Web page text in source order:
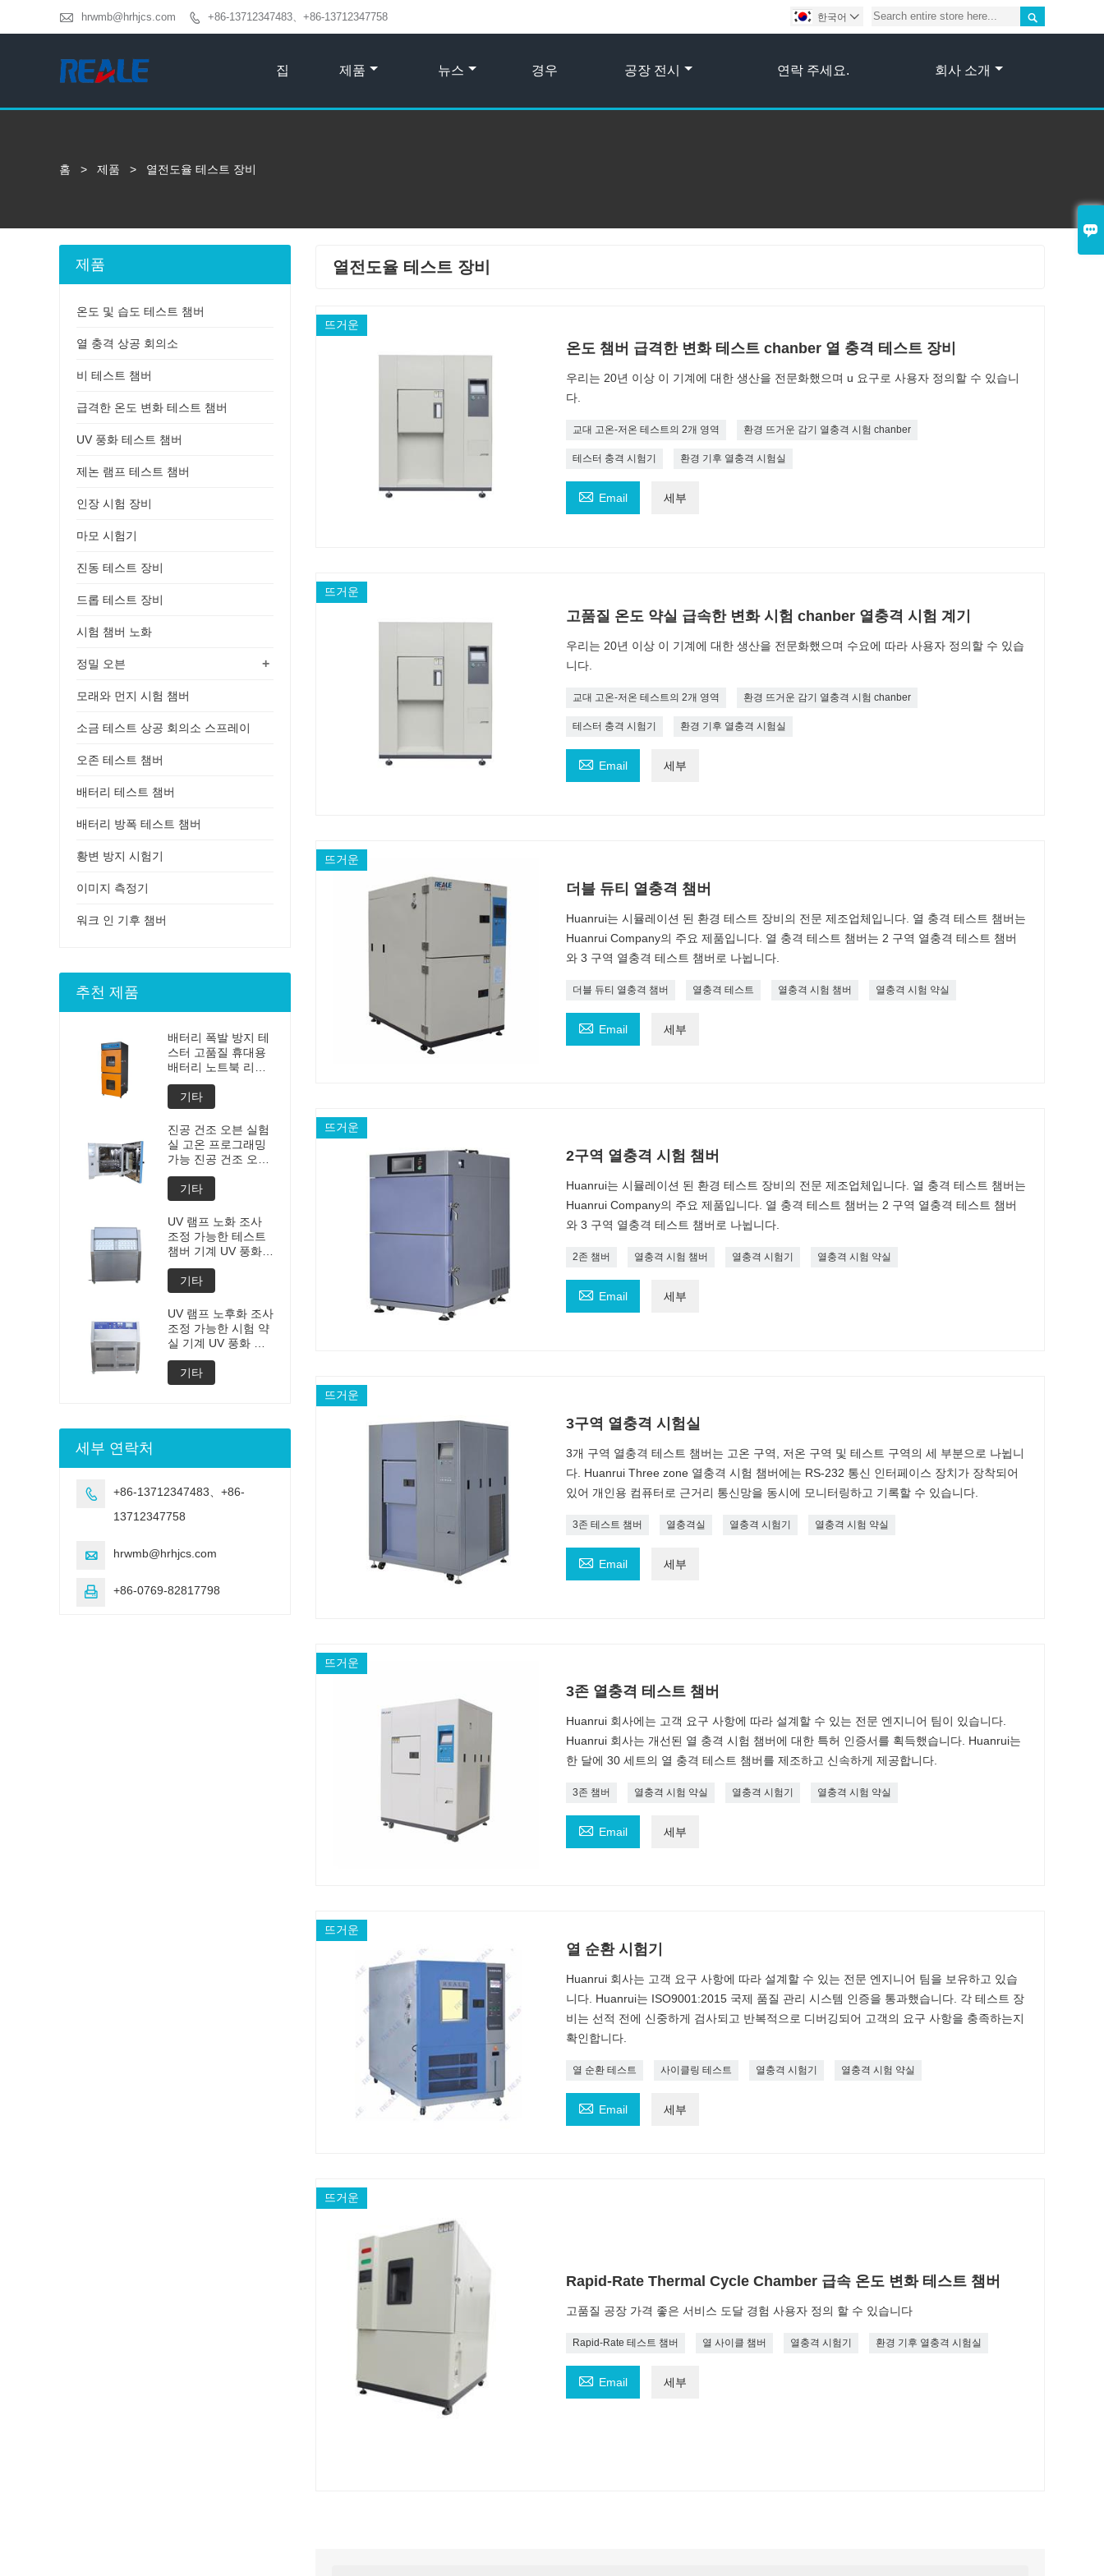

 hrwmb@hrhjcs.com  +86-13712347483、+86-13712347758 
한국어 
집 제품 뉴스 경우 공장 전시 연락 주세요. 회사 소개
홈 > 제품 > 열전도율 테스트 장비
열전도율 테스트 장비
뜨거운
온도 챔버 급격한 변화 테스트 chanber 열 충격 테스트 장비
우리는 20년 이상 이 기계에 대한 생산을 전문화했으며 u 요구로 사용자 정의할 수 있습니
다.
교대 고온-저온 테스트의 2개 영역 환경 뜨거운 감기 열충격 시험 chanber
테스터 충격 시험기 환경 기후 열충격 시험실
 Email 세부
뜨거운
고품질 온도 약실 급속한 변화 시험 chanber 열충격 시험 계기
우리는 20년 이상 이 기계에 대한 생산을 전문화했으며 수요에 따라 사용자 정의할 수 있습
니다.
교대 고온-저온 테스트의 2개 영역 환경 뜨거운 감기 열충격 시험 chanber
테스터 충격 시험기 환경 기후 열충격 시험실
 Email 세부
뜨거운
더블 듀티 열충격 챔버
Huanrui는 시뮬레이션 된 환경 테스트 장비의 전문 제조업체입니다. 열 충격 테스트 챔버는
Huanrui Company의 주요 제품입니다. 열 충격 테스트 챔버는 2 구역 열충격 테스트 챔버
와 3 구역 열충격 테스트 챔버로 나뉩니다.
더블 듀티 열충격 챔버 열충격 테스트 열충격 시험 챔버 열충격 시험 약실
 Email 세부
뜨거운
2구역 열충격 시험 챔버
Huanrui는 시뮬레이션 된 환경 테스트 장비의 전문 제조업체입니다. 열 충격 테스트 챔버는
Huanrui Company의 주요 제품입니다. 열 충격 테스트 챔버는 2 구역 열충격 테스트 챔버
와 3 구역 열충격 테스트 챔버로 나뉩니다.
2존 챔버 열충격 시험 챔버 열충격 시험기 열충격 시험 약실
 Email 세부
뜨거운
3구역 열충격 시험실
3개 구역 열충격 테스트 챔버는 고온 구역, 저온 구역 및 테스트 구역의 세 부분으로 나뉩니
다. Huanrui Three zone 열충격 시험 챔버에는 RS-232 통신 인터페이스 장치가 장착되어
있어 개인용 컴퓨터로 근거리 통신망을 동시에 모니터링하고 기록할 수 있습니다.
3존 테스트 챔버 열충격실 열충격 시험기 열충격 시험 약실
 Email 세부
뜨거운
3존 열충격 테스트 챔버
Huanrui 회사에는 고객 요구 사항에 따라 설계할 수 있는 전문 엔지니어 팀이 있습니다.
Huanrui 회사는 개선된 열 충격 시험 챔버에 대한 특허 인증서를 획득했습니다. Huanrui는
한 달에 30 세트의 열 충격 테스트 챔버를 제조하고 신속하게 제공합니다.
3존 챔버 열충격 시험 약실 열충격 시험기 열충격 시험 약실
 Email 세부
뜨거운
열 순환 시험기
Huanrui 회사는 고객 요구 사항에 따라 설계할 수 있는 전문 엔지니어 팀을 보유하고 있습
니다. Huanrui는 ISO9001:2015 국제 품질 관리 시스템 인증을 통과했습니다. 각 테스트 장
비는 선적 전에 신중하게 검사되고 반복적으로 디버깅되어 고객의 요구 사항을 충족하는지
확인합니다.
열 순환 테스트 사이클링 테스트 열충격 시험기 열충격 시험 약실
 Email 세부
뜨거운
Rapid-Rate Thermal Cycle Chamber 급속 온도 변화 테스트 챔버
고품질 공장 가격 좋은 서비스 도달 경험 사용자 정의 할 수 있습니다
Rapid-Rate 테스트 챔버 열 사이클 챔버 열충격 시험기 환경 기후 열충격 시험실
 Email 세부
제품
온도 및 습도 테스트 챔버
열 충격 상공 회의소
비 테스트 챔버
급격한 온도 변화 테스트 챔버
UV 풍화 테스트 챔버
제논 램프 테스트 챔버
인장 시험 장비
마모 시험기
진동 테스트 장비
드롭 테스트 장비
시험 챔버 노화
+
정밀 오븐
모래와 먼지 시험 챔버
소금 테스트 상공 회의소 스프레이
오존 테스트 챔버
배터리 테스트 챔버
배터리 방폭 테스트 챔버
황변 방지 시험기
이미지 측정기
워크 인 기후 챔버
추천 제품
배터리 폭발 방지 테
스터 고품질 휴대용
배터리 노트북 리튬
발파 테스트 폭발 테
스터 배터리 테스터
제조 가격
기타
진공 건조 오븐 실험
실 고온 프로그래밍
가능 진공 건조 오븐
맞춤형 오븐 진공 건
조 장비의 진공 탈기
챔버 가격
기타
UV 램프 노화 조사
조정 가능한 테스트
챔버 기계 UV 풍화
노화 챔버 UV 가속
풍화 테스트
기타
UV 램프 노후화 조사
조정 가능한 시험 약
실 기계 UV 풍화 노
후화 약실 UV 가속
된 풍화 시험 기계
기타
세부 연락처

+86-13712347483、+86-
13712347758
 hrwmb@hrhjcs.com
 +86-0769-82817798